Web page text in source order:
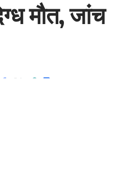
मौत, जांच